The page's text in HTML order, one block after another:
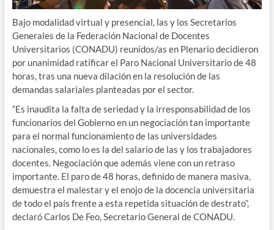
Bajo modalidad virtual y presencial, las y los Secretarios
Generales de la Federación Nacional de Docentes
Universitarios (CONADU) reunidos/as en Plenario decidieron
por unanimidad ratificar el Paro Nacional Universitario de 48
horas, tras una nueva dilación en la resolución de las
demandas salariales planteadas por el sector.
“Es inaudita la falta de seriedad y la irresponsabilidad de los
funcionarios del Gobierno en un negociación tan importante
para el normal funcionamiento de las universidades
nacionales, como lo es la del salario de las y los trabajadores
docentes. Negociación que además viene con un retraso
importante. El paro de 48 horas, definido de manera masiva,
demuestra el malestar y el enojo de la docencia universitaria
de todo el país frente a esta repetida situación de destrato”,
declaró Carlos De Feo, Secretario General de CONADU.